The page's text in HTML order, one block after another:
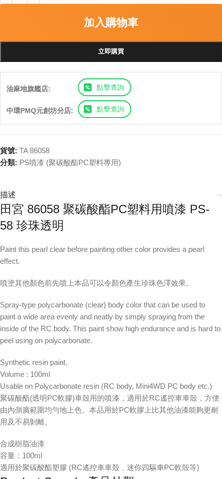
加入購物車
立即購買
油麻地旗艦店: 點擊查詢
中環PMQ元創坊分店: 點擊查詢
貨號: TA 86058
分類: PS噴漆 (聚碳酸酯PC塑料專用)
描述
田宮 86058 聚碳酸酯PC塑料用噴漆 PS-
58 珍珠透明
Paint this pearl clear before painting other color provides a pearl
effect.
噴塗其他顏色前先噴上本品可以令顏色產生珍珠色澤效果。
Spray-type polycarbonate (clear) body color that can be used to
paint a wide area evenly and neatly by simply spraying from the
inside of the RC body. This paint show high endurance and is hard to
peel using on polycarbonate.
Synthetic resin paint.
Volume : 100ml
Usable on Polycarbonate resin (RC body, Mini4WD PC body etc.)
聚碳酸酯(透明PC軟膠)車殼用的噴漆，適用於RC遙控車車殼，方便
由內側廣範圍均勻地上色。本品用於PC軟膠上比其他油漆能夠更耐
用及不易剝離。
合成樹脂油漆
容量：100ml
適用於聚碳酸酯塑膠 (RC遙控車車殼﹑迷你四驅車PC軟殼等)